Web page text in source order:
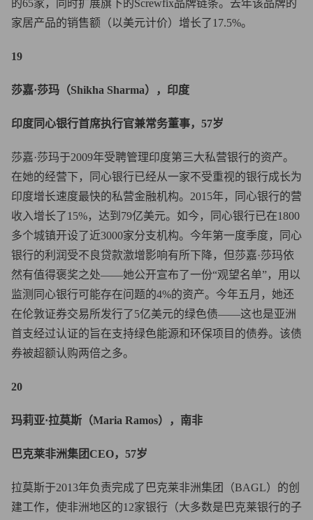
的65家，同时扩展旗下的Screwfix品牌链条。去年该品牌的
家居产品的销售额（以美元计价）增长了17.5%。
19
莎嘉·莎玛（Shikha Sharma），印度
印度同心银行首席执行官兼常务董事，57岁
莎嘉·莎玛于2009年受聘管理印度第三大私营银行的资产。
在她的经营下，同心银行已经从一家不受重视的银行成长为
印度增长速度最快的私营金融机构。2015年，同心银行的营
收入增长了15%，达到79亿美元。如今，同心银行已在1800
多个城镇开设了近3000家分支机构。今年第一度季度，同心
银行的利润受不良贷款激增影响有所下降，但莎嘉·莎玛依
然有值得褒奖之处——她公开宣布了一份“观望名单”，用以
监测同心银行可能存在问题的4%的资产。今年五月，她还
在伦敦证券交易所发行了5亿美元的绿色债——这也是亚洲
首支经过认证的旨在支持绿色能源和环保项目的债券。该债
券被超额认购两倍之多。
20
玛莉亚·拉莫斯（Maria Ramos），南非
巴克莱非洲集团CEO，57岁
拉莫斯于2013年负责完成了巴克莱非洲集团（BAGL）的创
建工作，使非洲地区的12家银行（大多数是巴克莱银行的子